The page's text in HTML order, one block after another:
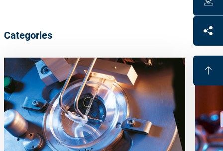
Categories